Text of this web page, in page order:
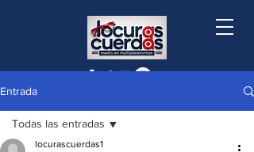
Entrada
Todas las entradas
locurascuerdas1